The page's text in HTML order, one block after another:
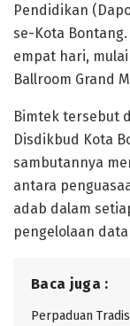
Pendidikan
se-Kota
empat hari,
Ballroom Grand
Bimtek tersebut
Disdikbud Kota
sambutannya
antara
adab dalam
pengelolaan
Baca juga :
Perpaduan